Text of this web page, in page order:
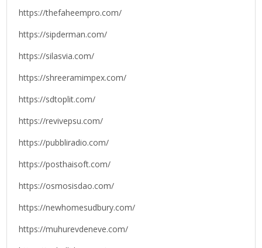
https://thefaheempro.com/
https://sipderman.com/
https://silasvia.com/
https://shreeramimpex.com/
https://sdtoplit.com/
https://revivepsu.com/
https://pubbliradio.com/
https://posthaisoft.com/
https://osmosisdao.com/
https://newhomesudbury.com/
https://muhurevdeneve.com/